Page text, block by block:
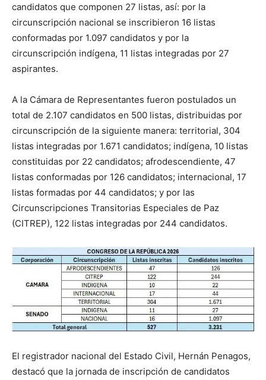
candidatos que componen 27 listas, así: por la
circunscripción nacional se inscribieron 16 listas
conformadas por 1.097 candidatos y por la
circunscripción indígena, 11 listas integradas por 27
aspirantes.
A la Cámara de Representantes fueron postulados un
total de 2.107 candidatos en 500 listas, distribuidas por
circunscripción de la siguiente manera: territorial, 304
listas integradas por 1.671 candidatos; indígena, 10 listas
constituidas por 22 candidatos; afrodescendiente, 47
listas conformadas por 126 candidatos; internacional, 17
listas formadas por 44 candidatos; y por las
Circunscripciones Transitorias Especiales de Paz
(CITREP), 122 listas integradas por 244 candidatos.
El registrador nacional del Estado Civil, Hernán Penagos,
destacó que la jornada de inscripción de candidatos